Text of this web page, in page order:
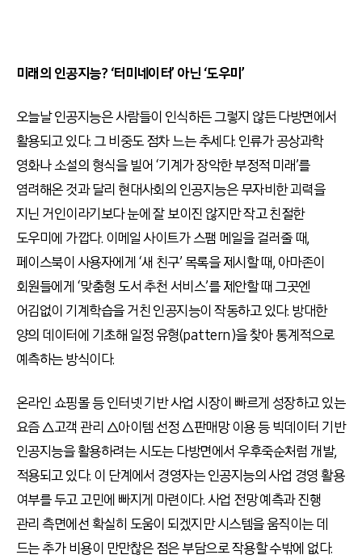
미래의 인공지능? ‘터미네이터’ 아닌 ‘도우미’
오늘날 인공지능은 사람들이 인식하든 그렇지 않든 다방면에서
활용되고 있다. 그 비중도 점차 느는 추세다. 인류가 공상과학
영화나 소설의 형식을 빌어 ‘기계가 장악한 부정적 미래’를
염려해온 것과 달리 현대사회의 인공지능은 무자비한 괴력을
지닌 거인이라기보다 눈에 잘 보이진 않지만 작고 친절한
도우미에 가깝다. 이메일 사이트가 스팸 메일을 걸러줄 때,
페이스북이 사용자에게 ‘새 친구’ 목록을 제시할 때, 아마존이
회원들에게 ‘맞춤형 도서 추천 서비스’를 제안할 때 그곳엔
어김없이 기계학습을 거친 인공지능이 작동하고 있다. 방대한
양의 데이터에 기초해 일정 유형(pattern)을 찾아 통계적으로
예측하는 방식이다.
온라인 쇼핑몰 등 인터넷 기반 사업 시장이 빠르게 성장하고 있는
요즘 △고객 관리 △아이템 선정 △판매망 이용 등 빅데이터 기반
인공지능을 활용하려는 시도는 다방면에서 우후죽순처럼 개발,
적용되고 있다. 이 단계에서 경영자는 인공지능의 사업 경영 활용
여부를 두고 고민에 빠지게 마련이다. 사업 전망 예측과 진행
관리 측면에선 확실히 도움이 되겠지만 시스템을 움직이는 데
드는 추가 비용이 만만찮은 점은 부담으로 작용할 수밖에 없다.